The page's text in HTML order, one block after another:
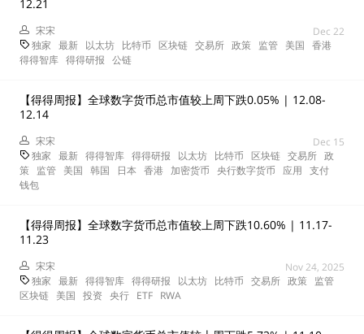
12.21
宋宋
Dec 22
独家 最新 以太坊 比特币 区块链 交易所 政策 监管 美国 香港
得得智库 得得研报 公链
【得得周报】全球数字货币总市值较上周下跌0.05% | 12.08-
12.14
宋宋
Dec 15
独家 最新 得得智库 得得研报 以太坊 比特币 区块链 交易所 政
策 监管 美国 韩国 日本 香港 加密货币 央行数字货币 应用 支付
钱包
【得得周报】全球数字货币总市值较上周下跌10.60% | 11.17-
11.23
宋宋
Nov 24, 2025
独家 最新 得得智库 得得研报 以太坊 比特币 交易所 政策 监管
区块链 美国 投资 央行 ETF RWA